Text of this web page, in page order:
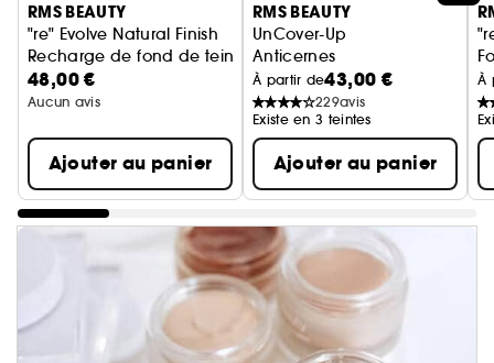
RMS BEAUTY
"re" Evolve Natural Finish
Recharge de fond de teint
48,00 €
Aucun avis
Ajouter au panier
RMS BEAUTY
UnCover-Up
Anticernes
À partir de43,00 €
229avis
Existe en 3 teintes
Ajouter au panier
À